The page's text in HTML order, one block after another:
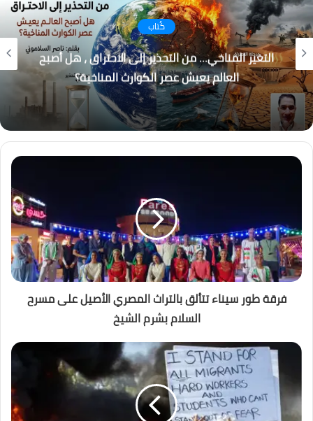
كُتاب
التغير المناخي… من التحذير إلى الاحتراق ، هل أصبح
العالم يعيش عصر الكوارث المناخية؟
فرقة طور سيناء تتألق بالتراث المصري الأصيل على مسرح
السلام بشرم الشيخ